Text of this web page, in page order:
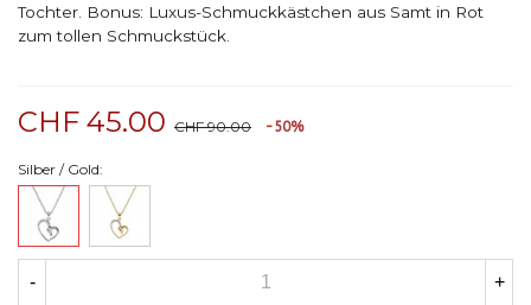
Tochter. Bonus: Luxus-Schmuckkästchen aus Samt in Rot
zum tollen Schmuckstück.
CHF 45.00 CHF 90.00 -50%
Silber / Gold:
- +